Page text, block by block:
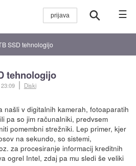
☰
SSD tehnologijo
tehnologijo
Diski
našli v digitalnih kamerah, fotoaparatih
pa so jim računalniki, predvsem
pomembni strežniki. Lep primer, kjer
na sekundo, so sistemi,
za procesiranje informacij kreditnih
ogrel Intel, zdaj pa mu sledi še veliki